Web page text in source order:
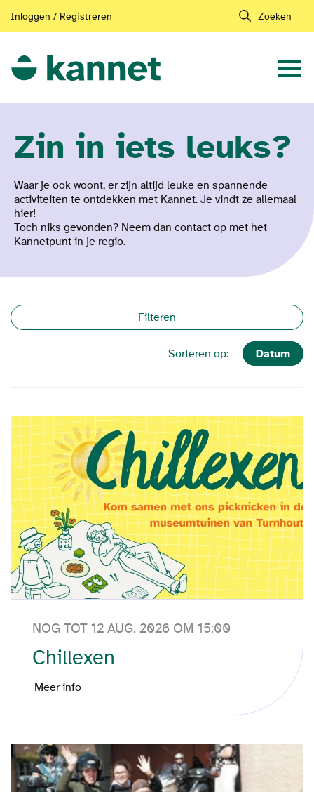
Inloggen / Registreren Zoeken
Zin in iets leuks?
Waar je ook woont, er zijn altijd leuke en spannende
activiteiten te ontdekken met Kannet. Je vindt ze allemaal
hier!
Toch niks gevonden? Neem dan contact op met het
Kannetpunt in je regio.
Filteren
Sorteren op: Datum
NOG TOT 12 AUG. 2026 OM 15:00
Chillexen
Meer info